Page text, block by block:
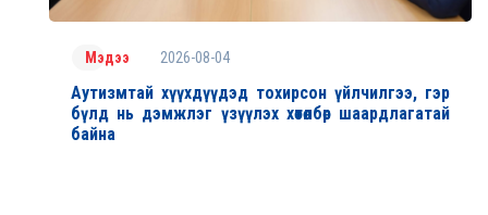
Мэдээ 2026-08-04
Аутизмтай хүүхдүүдэд тохирсон үйлчилгээ, гэр
бүлд нь дэмжлэг үзүүлэх хөтөлбөр шаардлагатай
байна